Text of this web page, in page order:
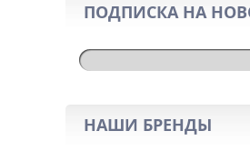
ПОДПИСКА НА
НАШИ БРЕНДЫ